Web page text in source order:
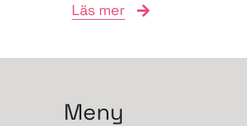
anslutningsprocessen och
Läs mer
Meny